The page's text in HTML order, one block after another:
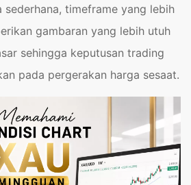
sederhana, timeframe yang lebih
gambaran yang lebih utuh
sehingga keputusan trading
pada pergerakan harga sesaat.